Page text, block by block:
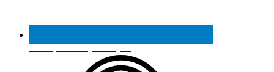
Реестр МинПромТорга